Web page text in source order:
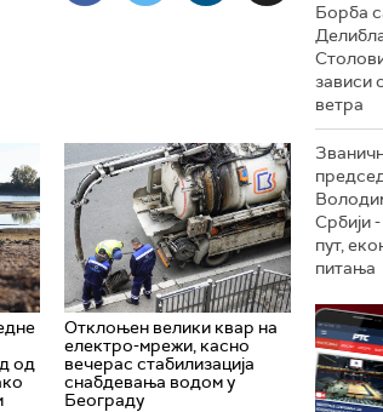
од
Отклоњен велики квар на
електро-мрежи, касно
вечерас стабилизација
снабдевања водом у
Београду
Борба
зависи
ветра
Србији
пут,
питања